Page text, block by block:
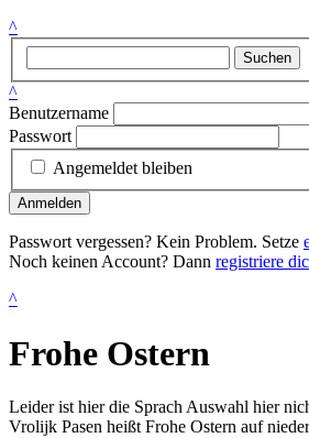
^
Suchen
^
Benutzername
Passwort
Angemeldet bleiben
Anmelden
Passwort vergessen? Kein Problem. Setze
Noch keinen Account? Dann registriere
^
Frohe Ostern
Leider ist hier die Sprach Auswahl hier
Vrolijk Pasen heißt Frohe Ostern auf